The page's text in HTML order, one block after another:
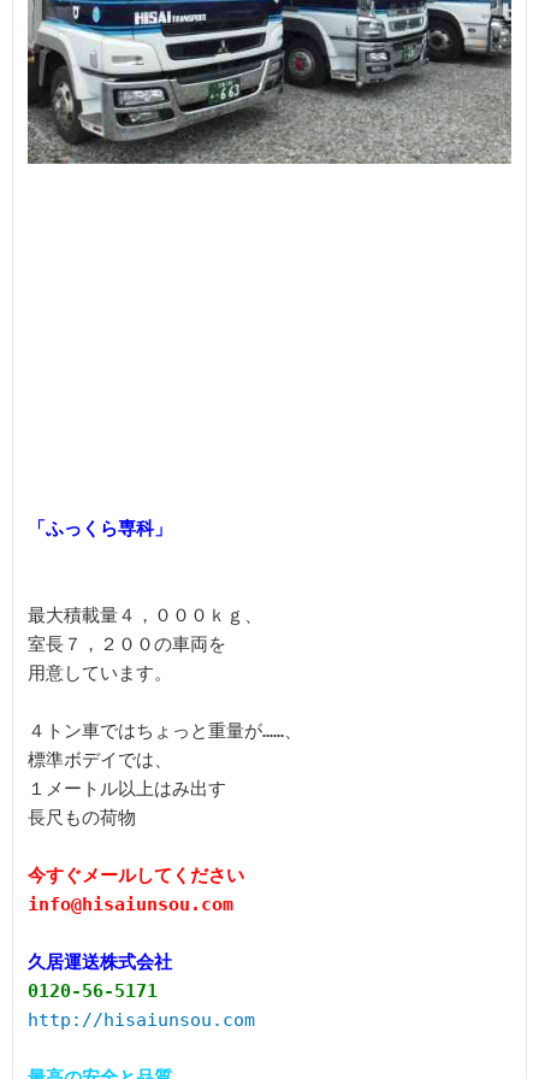
「ふっくら専科」
最大積載量４，０００ｋｇ、
室長７，２００の車両を
用意しています。
４トン車ではちょっと重量が……、
標準ボデイでは、
１メートル以上はみ出す
長尺もの荷物
今すぐメールしてください
久居運送株式会社
0120-56-5171
http://hisaiunsou.com